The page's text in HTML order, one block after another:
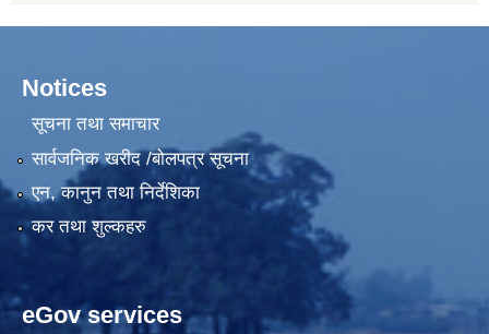
Notices
सूचना तथा समाचार
सार्वजनिक खरीद /बोलपत्र सूचना
एन, कानुन तथा निर्देशिका
कर तथा शुल्कहरु
eGov services